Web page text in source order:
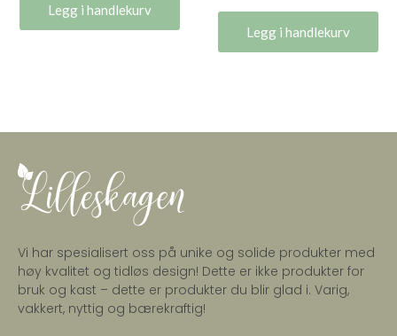
Legg i handlekurv
Legg i handlekurv
Vi har spesialisert oss på unike og solide produkter med
høy kvalitet og tidløs design! Dette er ikke produkter for
bruk og kast – dette er produkter du blir glad i. Varig,
vakkert, nyttig og bærekraftig!